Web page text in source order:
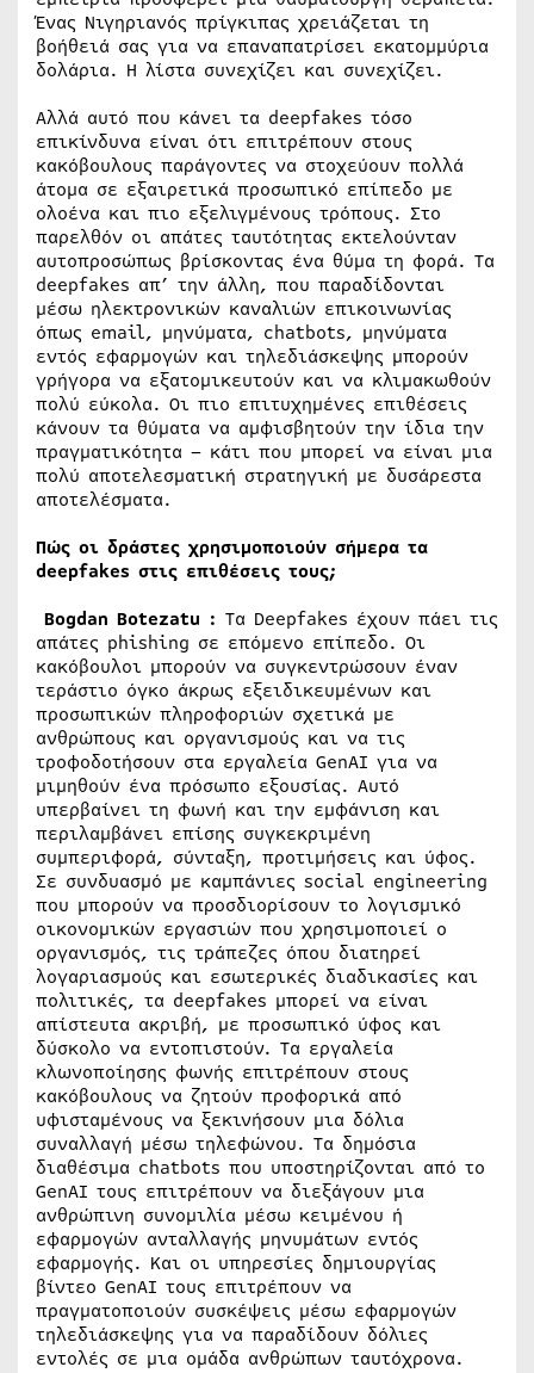
Ένας Νιγηριανός πρίγκιπας χρειάζεται τη
βοήθειά σας για να επαναπατρίσει εκατομμύρια
δολάρια. Η λίστα συνεχίζει και συνεχίζει.
Αλλά αυτό που κάνει τα deepfakes τόσο
επικίνδυνα είναι ότι επιτρέπουν στους
κακόβουλους παράγοντες να στοχεύουν πολλά
άτομα σε εξαιρετικά προσωπικό επίπεδο με
ολοένα και πιο εξελιγμένους τρόπους. Στο
παρελθόν οι απάτες ταυτότητας εκτελούνταν
αυτοπροσώπως βρίσκοντας ένα θύμα τη φορά. Τα
deepfakes απ’ την άλλη, που παραδίδονται
μέσω ηλεκτρονικών καναλιών επικοινωνίας
όπως email, μηνύματα, chatbots, μηνύματα
εντός εφαρμογών και τηλεδιάσκεψης μπορούν
γρήγορα να εξατομικευτούν και να κλιμακωθούν
πολύ εύκολα. Οι πιο επιτυχημένες επιθέσεις
κάνουν τα θύματα να αμφισβητούν την ίδια την
πραγματικότητα – κάτι που μπορεί να είναι μια
πολύ αποτελεσματική στρατηγική με δυσάρεστα
αποτελέσματα.
Πώς οι δράστες χρησιμοποιούν σήμερα τα
deepfakes στις επιθέσεις τους;
Bogdan Botezatu : Τα Deepfakes έχουν πάει τις
απάτες phishing σε επόμενο επίπεδο. Οι
κακόβουλοι μπορούν να συγκεντρώσουν έναν
τεράστιο όγκο άκρως εξειδικευμένων και
προσωπικών πληροφοριών σχετικά με
ανθρώπους και οργανισμούς και να τις
τροφοδοτήσουν στα εργαλεία GenAI για να
μιμηθούν ένα πρόσωπο εξουσίας. Αυτό
υπερβαίνει τη φωνή και την εμφάνιση και
περιλαμβάνει επίσης συγκεκριμένη
συμπεριφορά, σύνταξη, προτιμήσεις και ύφος.
Σε συνδυασμό με καμπάνιες social engineering
που μπορούν να προσδιορίσουν το λογισμικό
οικονομικών εργασιών που χρησιμοποιεί ο
οργανισμός, τις τράπεζες όπου διατηρεί
λογαριασμούς και εσωτερικές διαδικασίες και
πολιτικές, τα deepfakes μπορεί να είναι
απίστευτα ακριβή, με προσωπικό ύφος και
δύσκολο να εντοπιστούν. Τα εργαλεία
κλωνοποίησης φωνής επιτρέπουν στους
κακόβουλους να ζητούν προφορικά από
υφισταμένους να ξεκινήσουν μια δόλια
συναλλαγή μέσω τηλεφώνου. Τα δημόσια
διαθέσιμα chatbots που υποστηρίζονται από το
GenAI τους επιτρέπουν να διεξάγουν μια
ανθρώπινη συνομιλία μέσω κειμένου ή
εφαρμογών ανταλλαγής μηνυμάτων εντός
εφαρμογής. Και οι υπηρεσίες δημιουργίας
βίντεο GenAI τους επιτρέπουν να
πραγματοποιούν συσκέψεις μέσω εφαρμογών
τηλεδιάσκεψης για να παραδίδουν δόλιες
εντολές σε μια ομάδα ανθρώπων ταυτόχρονα.